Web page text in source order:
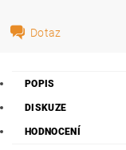
Dotaz
POPIS
DISKUZE
HODNOCENÍ